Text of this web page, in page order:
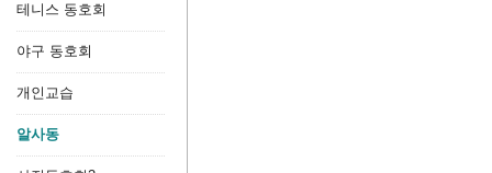
테니스 동호회
야구 동호회
개인교습
알사동